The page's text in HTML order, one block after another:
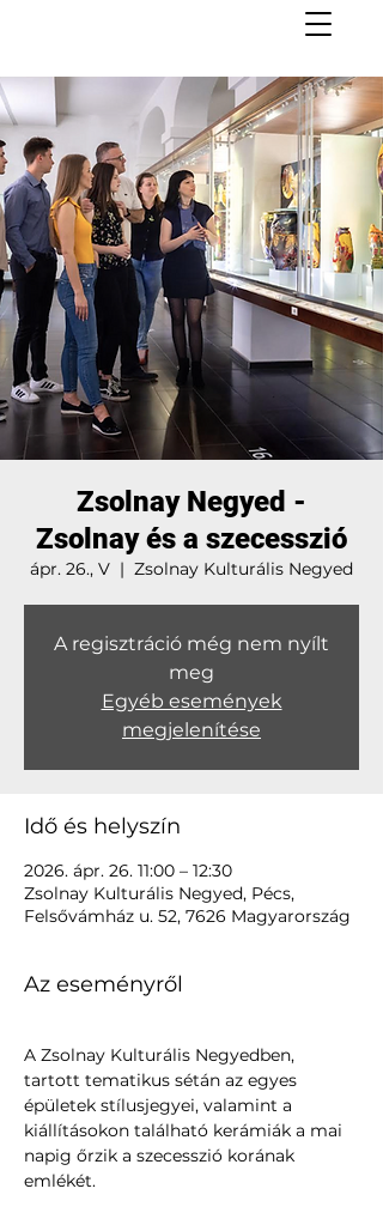
Zsolnay Negyed -
Zsolnay és a szecesszió
ápr. 26., V
  |
Zsolnay Kulturális Negyed
A regisztráció még nem nyílt
meg
Egyéb események
megjelenítése
Idő és helyszín
2026. ápr. 26. 11:00 – 12:30
Zsolnay Kulturális Negyed, Pécs,
Felsővámház u. 52, 7626 Magyarország
Az eseményről
A Zsolnay Kulturális Negyedben,
tartott tematikus sétán az egyes
épületek stílusjegyei, valamint a
kiállításokon található kerámiák a mai
napig őrzik a szecesszió korának
emlékét.